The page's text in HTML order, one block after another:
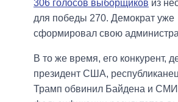
306 голосов выборщиков из
для победы 270. Демократ уже
сформировал свою
В то же время, его конкурент,
президент США,
Трамп обвинил Байдена и